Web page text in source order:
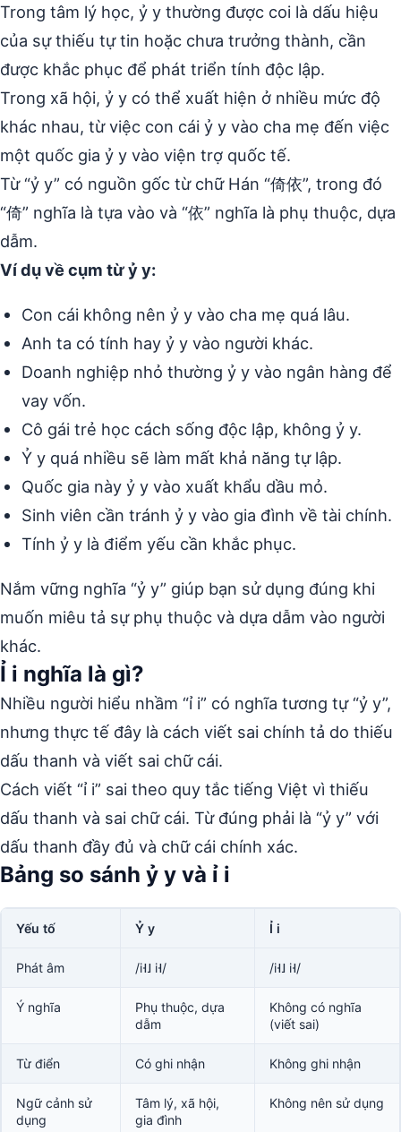
Trong tâm lý học, ỷ y thường được coi là dấu hiệu
của sự thiếu tự tin hoặc chưa trưởng thành, cần
được khắc phục để phát triển tính độc lập.
Trong xã hội, ỷ y có thể xuất hiện ở nhiều mức độ
khác nhau, từ việc con cái ỷ y vào cha mẹ đến việc
một quốc gia ỷ y vào viện trợ quốc tế.
Từ “ỷ y” có nguồn gốc từ chữ Hán “倚依”, trong đó
“倚” nghĩa là tựa vào và “依” nghĩa là phụ thuộc, dựa
dẫm.
Ví dụ về cụm từ ỷ y:
Con cái không nên ỷ y vào cha mẹ quá lâu.
Anh ta có tính hay ỷ y vào người khác.
Doanh nghiệp nhỏ thường ỷ y vào ngân hàng để
vay vốn.
Cô gái trẻ học cách sống độc lập, không ỷ y.
Ỷ y quá nhiều sẽ làm mất khả năng tự lập.
Quốc gia này ỷ y vào xuất khẩu dầu mỏ.
Sinh viên cần tránh ỷ y vào gia đình về tài chính.
Tính ỷ y là điểm yếu cần khắc phục.
Nắm vững nghĩa “ỷ y” giúp bạn sử dụng đúng khi
muốn miêu tả sự phụ thuộc và dựa dẫm vào người
khác.
Ỉ i nghĩa là gì?
Nhiều người hiểu nhầm “ỉ i” có nghĩa tương tự “ỷ y”,
nhưng thực tế đây là cách viết sai chính tả do thiếu
dấu thanh và viết sai chữ cái.
Cách viết “ỉ i” sai theo quy tắc tiếng Việt vì thiếu
dấu thanh và sai chữ cái. Từ đúng phải là “ỷ y” với
dấu thanh đầy đủ và chữ cái chính xác.
Bảng so sánh ỷ y và ỉ i
Yếu tố Ỷ y Ỉ i
Phát âm /i˧˩ i˧/ /i˧˩ i˧/
Ý nghĩa
Phụ thuộc, dựa
dẫm
Không có nghĩa
(viết sai)
Từ điển Có ghi nhận Không ghi nhận
Ngữ cảnh sử
dụng
Tâm lý, xã hội,
gia đình
Không nên sử dụng